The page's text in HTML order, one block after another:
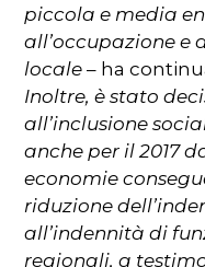
piccola e media
all’occupazione e
locale – ha
Inoltre, è stato
all’inclusione
anche per il 2017
economie
riduzione
all’indennità di
regionali, a